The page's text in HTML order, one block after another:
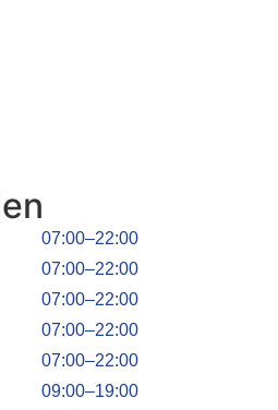
07:00–22:00
07:00–22:00
07:00–22:00
07:00–22:00
07:00–22:00
09:00–19:00